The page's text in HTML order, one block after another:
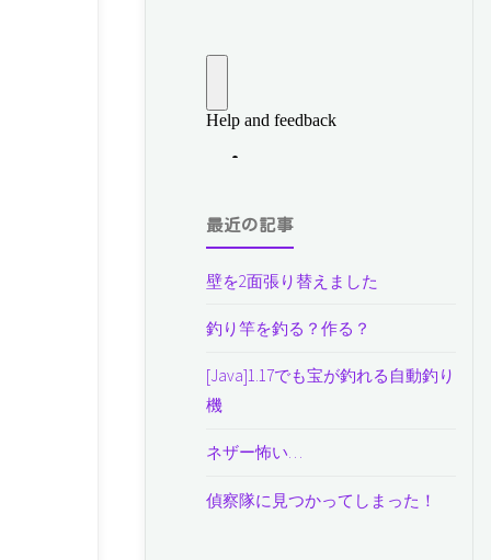
最近の記事
壁を2面張り替えました
釣り竿を釣る？作る？
[Java]1.17でも宝が釣れる自動釣り
機
ネザー怖い…
偵察隊に見つかってしまった！